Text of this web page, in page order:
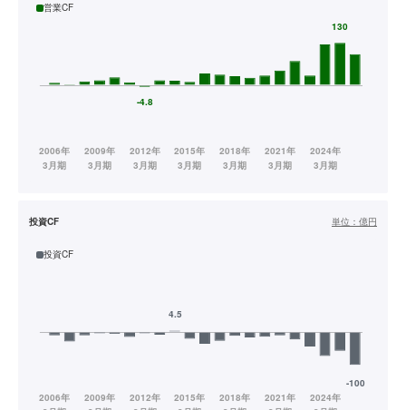
営業CF
投資CF 単位： 億円
投資CF